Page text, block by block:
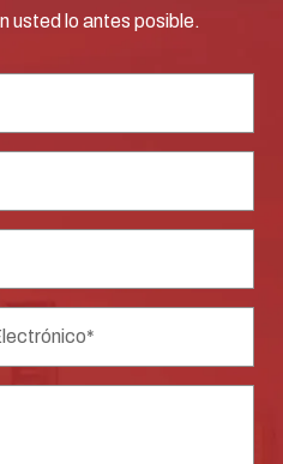
usted lo antes posible.